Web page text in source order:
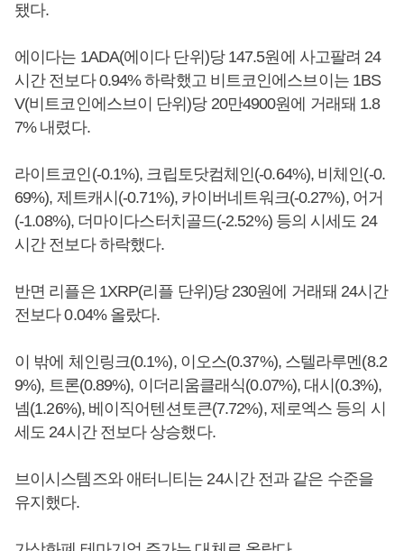
됐다.
에이다는 1ADA(에이다 단위)당 147.5원에 사고팔려 24
시간 전보다 0.94% 하락했고 비트코인에스브이는 1BS
V(비트코인에스브이 단위)당 20만4900원에 거래돼 1.8
7% 내렸다.
라이트코인(-0.1%), 크립토닷컴체인(-0.64%), 비체인(-0.
69%), 제트캐시(-0.71%), 카이버네트워크(-0.27%), 어거
(-1.08%), 더마이다스터치골드(-2.52%) 등의 시세도 24
시간 전보다 하락했다.
반면 리플은 1XRP(리플 단위)당 230원에 거래돼 24시간
전보다 0.04% 올랐다.
이 밖에 체인링크(0.1%), 이오스(0.37%), 스텔라루멘(8.2
9%), 트론(0.89%), 이더리움클래식(0.07%), 대시(0.3%),
넴(1.26%), 베이직어텐션토큰(7.72%), 제로엑스 등의 시
세도 24시간 전보다 상승했다.
브이시스템즈와 애터니티는 24시간 전과 같은 수준을
유지했다.